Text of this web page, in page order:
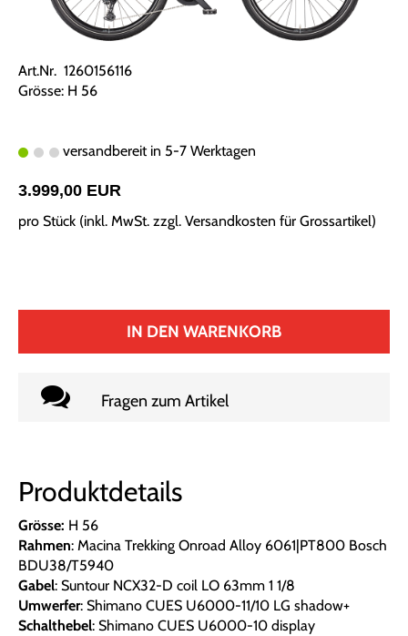
Art.Nr. 1260156116
Grösse: H 56
versandbereit in 5-7 Werktagen
3.999,00 EUR
pro Stück (inkl. MwSt. zzgl. Versandkosten für Grossartikel)
IN DEN WARENKORB
Fragen zum Artikel
Produktdetails
Grösse: H 56
Rahmen: Macina Trekking Onroad Alloy 6061|PT800 Bosch
BDU38/T5940
Gabel: Suntour NCX32-D coil LO 63mm 1 1/8
Umwerfer: Shimano CUES U6000-11/10 LG shadow+
Schalthebel: Shimano CUES U6000-10 display